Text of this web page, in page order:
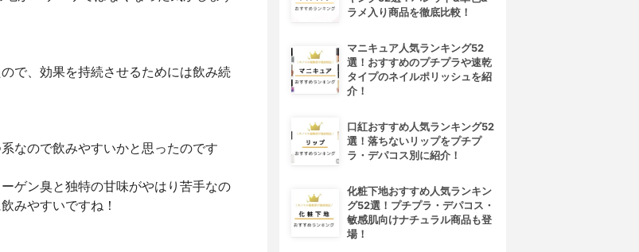
で、効果を持続させるためには飲み続
なので飲みやすいかと思ったのです
ゲン臭と独特の甘味がやはり苦手なの
みやすいですね！
ラメ入り商品を徹底比較！
マニキュア人気ランキング52
選！おすすめのプチプラや速乾
タイプのネイルポリッシュを紹
介！
口紅おすすめ人気ランキング52
選！落ちないリップをプチプ
ラ・デパコス別に紹介！
化粧下地おすすめ人気ランキン
グ52選！プチプラ・デパコス・
敏感肌向けナチュラル商品も登
場！